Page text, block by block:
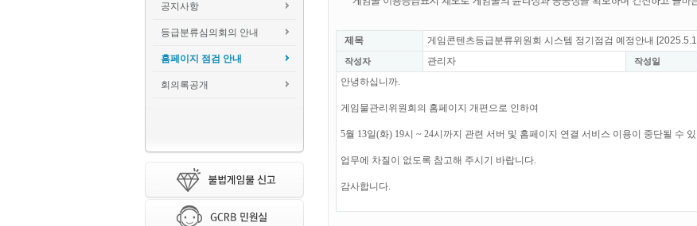
공지사항
등급분류심의회의 안내
홈페이지 점검 안내
회의록공개
제목 게임콘텐츠등급분류위원회 시스템 정기점검 예정안내
작성자 관리자 작성일
안녕하십니까.
게임물관리위원회의 홈페이지 개편으로 인하여
5월 13일(화) 19시 ~ 24시까지 관련 서버 및 홈페이지 연결 서비스 이용이 중단될 수
업무에 차질이 없도록 참고해 주시기 바랍니다.
감사합니다.